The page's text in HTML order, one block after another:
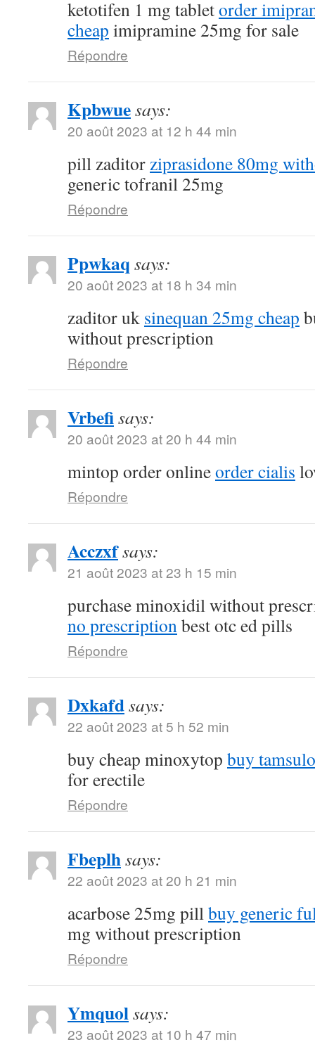
ketotifen 1 mg tabletorder
cheap imipramine 25mg for sale
Répondre
Kpbwuesays:
20 août 2023 at 12 h 44 min
pill zaditorziprasidone 80mg
generic tofranil 25mg
Répondre
Ppwkaq says:
20 août 2023 at 18 h 34 min
zaditor uk sinequan 25mg cheap
without prescription
Répondre
Vrbefisays:
20 août 2023 at 20 h 44 min
mintop order onlineorder cialis
Répondre
Acczxfsays:
21 août 2023 at 23 h 15 min
purchase minoxidil without
no prescriptionbest otc ed pills
Répondre
Dxkafdsays:
22 août 2023 at 5 h 52 min
buy cheap minoxytop buy
for erectile
Répondre
Fbeplhsays:
22 août 2023 at 20 h 21 min
acarbose 25mg pillbuy generic
mg without prescription
Répondre
Ymquolsays:
23 août 2023 at 10 h 47 min